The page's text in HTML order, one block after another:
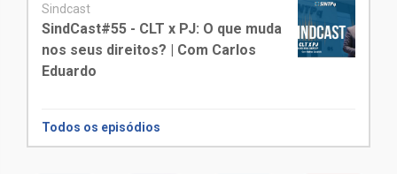
Sindcast
SindCast#55 - CLT x PJ: O que muda
nos seus direitos? | Com Carlos
Eduardo
Todos os episódios